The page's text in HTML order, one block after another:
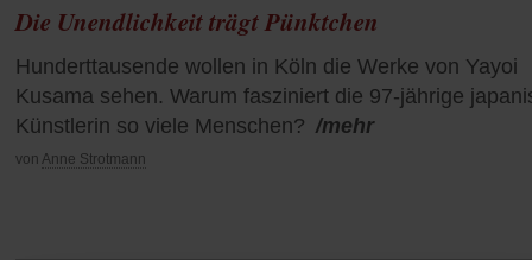
Die Unendlichkeit trägt Pünktchen
Hunderttausende wollen in Köln die Werke von Yayoi
Kusama sehen. Warum fasziniert die 97-jährige
Künstlerin so viele Menschen? /mehr
von Anne Strotmann